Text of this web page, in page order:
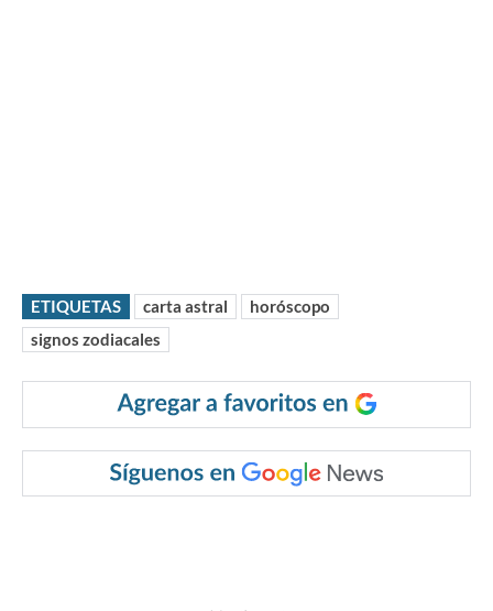
ETIQUETAS carta astral
horóscopo
signos zodiacales